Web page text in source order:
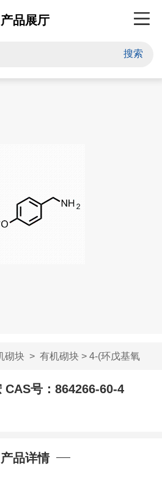
产品展厅
搜索
砌块> 有机砌块> 4-(环戊基氧
CAS号：864266-60-4
产品详情